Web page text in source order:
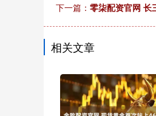
下一篇： 零柒配资官网 长
相关文章